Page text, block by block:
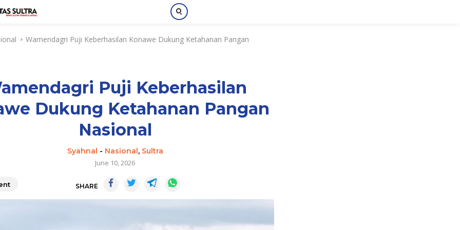
Wamendagri Puji Keberhasilan Konawe Dukung Ketahanan Pangan
Puji Keberhasilan
Dukung Ketahanan Pangan
Nasional
Syahnal - Nasional, Sultra
June 10, 2026
SHARE